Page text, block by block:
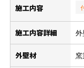
施工内容
施工内容詳細
外壁材